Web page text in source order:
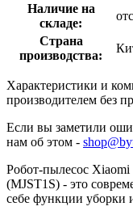
Наличие на
складе:
Страна
производства:
Характеристики и
производителем без
Если вы заметили
нам об этом -
Робот-пылесос
(MJST1S) - это
себе функции уборки